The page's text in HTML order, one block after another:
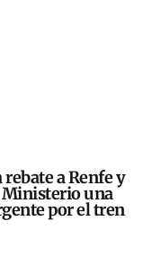
a Renfe y
Ministerio una
por el tren